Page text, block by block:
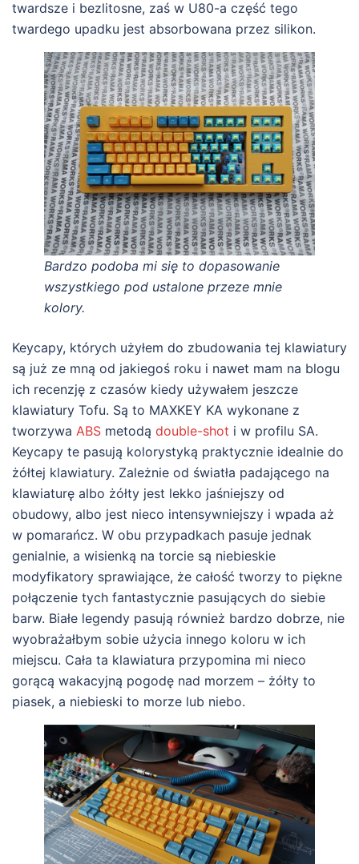
twardsze i bezlitosne, zaś w U80-a część tego
twardego upadku jest absorbowana przez silikon.
Bardzo podoba mi się to dopasowanie
wszystkiego pod ustalone przeze mnie
kolory.
Keycapy, których użyłem do zbudowania tej klawiatury
są już ze mną od jakiegoś roku i nawet mam na blogu
ich recenzję z czasów kiedy używałem jeszcze
klawiatury Tofu. Są to MAXKEY KA wykonane z
tworzywa ABS metodą double-shot i w profilu SA.
Keycapy te pasują kolorystyką praktycznie idealnie do
żółtej klawiatury. Zależnie od światła padającego na
klawiaturę albo żółty jest lekko jaśniejszy od
obudowy, albo jest nieco intensywniejszy i wpada aż
w pomarańcz. W obu przypadkach pasuje jednak
genialnie, a wisienką na torcie są niebieskie
modyfikatory sprawiające, że całość tworzy to piękne
połączenie tych fantastycznie pasujących do siebie
barw. Białe legendy pasują również bardzo dobrze, nie
wyobrażałbym sobie użycia innego koloru w ich
miejscu. Cała ta klawiatura przypomina mi nieco
gorącą wakacyjną pogodę nad morzem – żółty to
piasek, a niebieski to morze lub niebo.